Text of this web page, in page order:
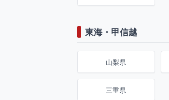
東海・甲信越
山梨県
三重県